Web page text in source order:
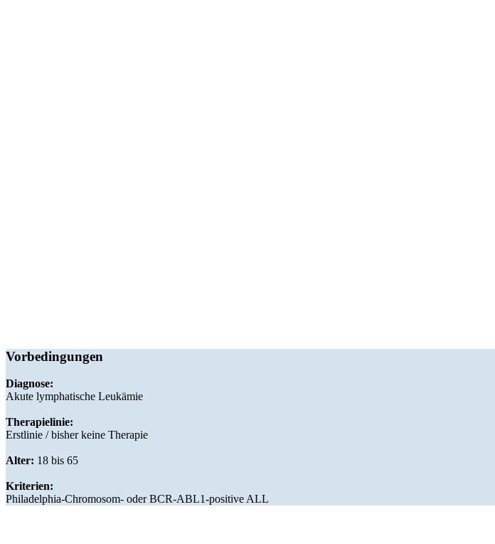
Vorbedingungen
Diagnose:
Akute lymphatische Leukämie
Therapielinie:
Erstlinie / bisher keine Therapie
Alter: 18 bis 65
Kriterien:
Philadelphia-Chromosom- oder BCR-ABL1-positive ALL